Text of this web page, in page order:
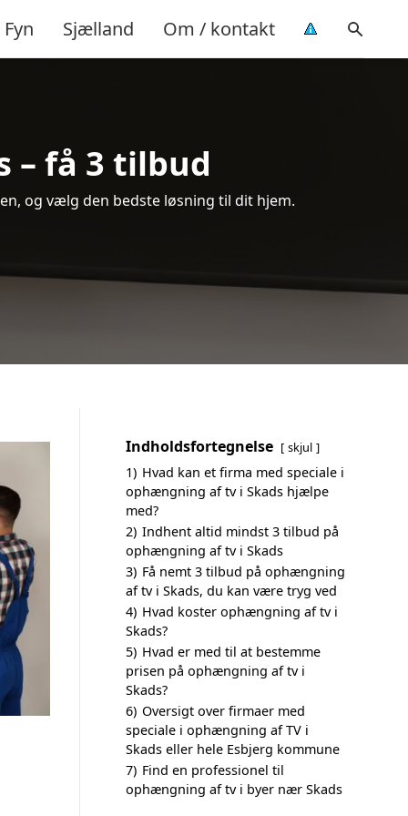
Fyn Sjælland Om / kontakt
– få 3 tilbud
og vælg den bedste løsning til dit hjem.
Indholdsfortegnelse skjul
1) Hvad kan et firma med speciale i
ophængning af tv i Skads hjælpe
med?
2) Indhent altid mindst 3 tilbud på
ophængning af tv i Skads
3) Få nemt 3 tilbud på ophængning
af tv i Skads, du kan være tryg ved
4) Hvad koster ophængning af tv i
Skads?
5) Hvad er med til at bestemme
prisen på ophængning af tv i
Skads?
6) Oversigt over firmaer med
speciale i ophængning af TV i
Skads eller hele Esbjerg kommune
7) Find en professionel til
ophængning af tv i byer nær Skads